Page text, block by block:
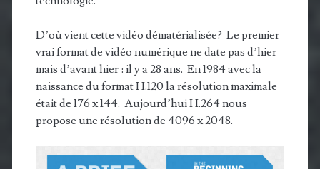
D’où vient cette vidéo dématérialisée? Le premier
vrai format de vidéo numérique ne date pas d’hier
mais d’avant hier : il y a 28 ans. En 1984 avec la
naissance du format H.120 la résolution maximale
était de 176 x 144. Aujourd’hui H.264 nous
propose une résolution de 4096 x 2048.